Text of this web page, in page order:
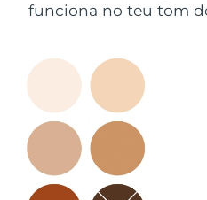
funciona no teu tom